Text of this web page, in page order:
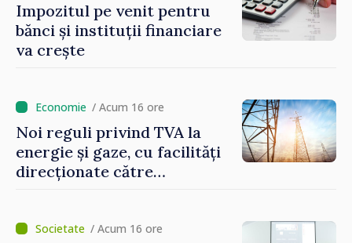
Impozitul pe venit pentru
bănci și instituții financiare
va crește
/ Acum 16 ore
Noi reguli privind TVA la
energie și gaze, cu facilități
direcționate către
/ Acum 16 ore